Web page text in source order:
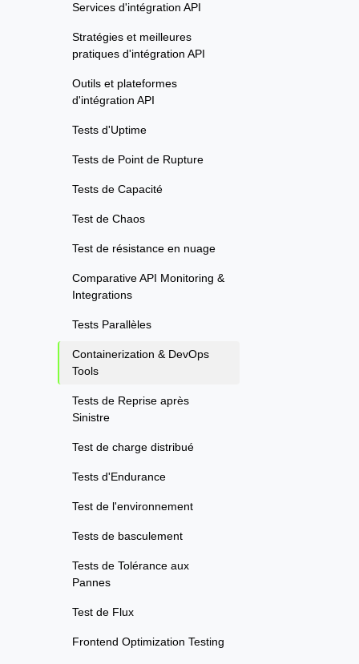
Services d'intégration API
Stratégies et meilleures
pratiques d'intégration API
Outils et plateformes
d'intégration API
Tests d'Uptime
Tests de Point de Rupture
Tests de Capacité
Test de Chaos
Test de résistance en nuage
Comparative API Monitoring &
Integrations
Tests Parallèles
Containerization & DevOps
Tools
Tests de Reprise après
Sinistre
Test de charge distribué
Tests d'Endurance
Test de l'environnement
Tests de basculement
Tests de Tolérance aux
Pannes
Test de Flux
Frontend Optimization Testing